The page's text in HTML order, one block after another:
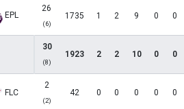
EPL
26
(6)
1735 1 2 9 0 0
30
(8)
1923 2 2 10 0 0
FLC
2
(2)
42 0 0 0 0 0